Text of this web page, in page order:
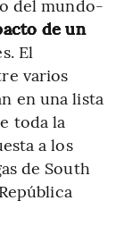
del mundo-
de un
El
varios
en una lista
toda la
a los
de South